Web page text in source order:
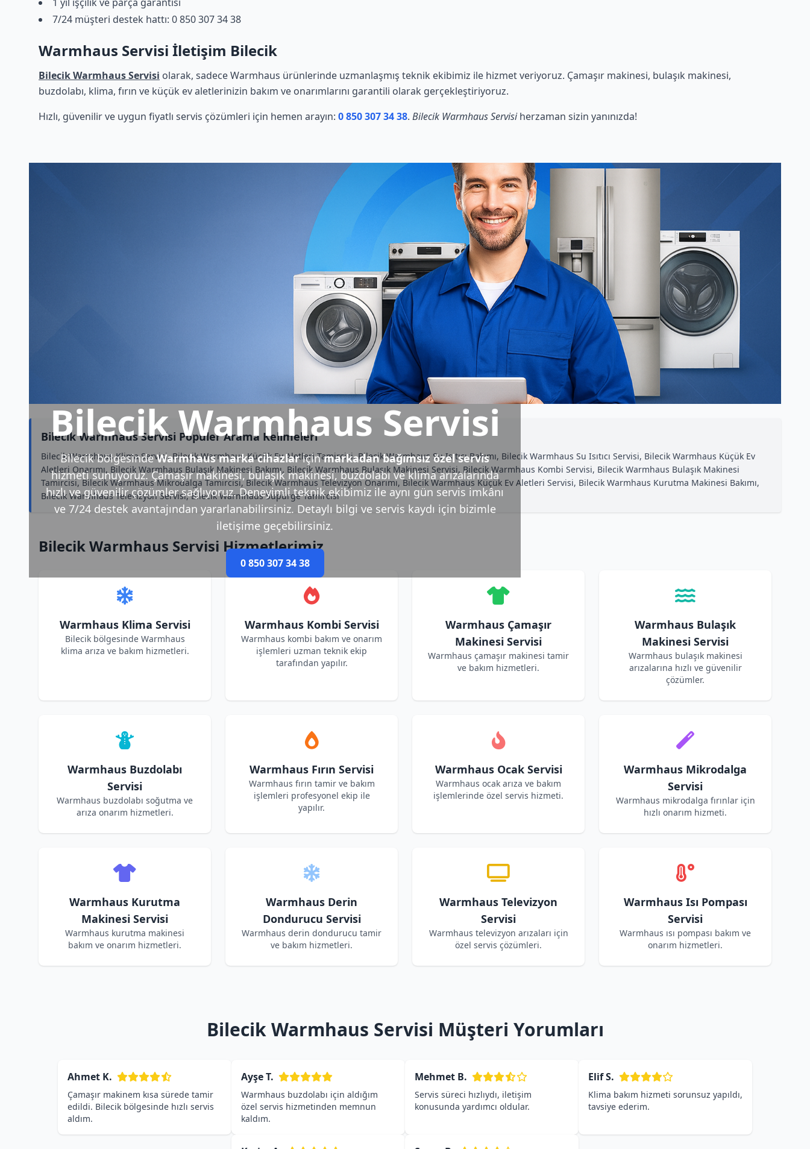
7/24 müşteri destek hattı: 0 850 307 34 38
Warmhaus Servisi İletişim Bilecik
Bilecik Warmhaus Servisi olarak, sadece Warmhaus ürünlerinde uzmanlaşmış teknik ekibimiz ile hizmet veriyoruz. Çamaşır makinesi, bulaşık makinesi,
buzdolabı, klima, fırın ve küçük ev aletlerinizin bakım ve onarımlarını garantili olarak gerçekleştiriyoruz.
Hızlı, güvenilir ve uygun fiyatlı servis çözümleri için hemen arayın: 0 850 307 34 38. Bilecik Warmhaus Servisiherzaman sizin yanınızda!
Bilecik Warmhaus Servisi
Bilecik bölgesindeWarmhaus marka cihazlariçinmarkadan bağımsız özel servis
hizmeti sunuyoruz. Çamaşır makinesi, bulaşık makinesi, buzdolabı ve klima arızalarında
hızlı ve güvenilir çözümler sağlıyoruz. Deneyimli teknik ekibimiz ile aynı gün servis imkânı
ve 7/24 destek avantajından yararlanabilirsiniz. Detaylı bilgi ve servis kaydı için bizimle
iletişime geçebilirsiniz.
0 850 307 34 38
Bilecik Warmhaus Servisi Popüler Arama Kelimeleri
Bilecik Warmhaus Klima Servisi, Bilecik Warmhaus Küçük Ev Aletleri Tamircisi, Bilecik Warmhaus Su Isıtıcı Bakımı, Bilecik Warmhaus Su Isıtıcı Servisi, Bilecik Warmhaus Küçük Ev
Aletleri Onarımı, Bilecik Warmhaus Bulaşık Makinesi Bakımı, Bilecik Warmhaus Bulaşık Makinesi Servisi, Bilecik Warmhaus Kombi Servisi, Bilecik Warmhaus Bulaşık Makinesi
Tamircisi, Bilecik Warmhaus Mikrodalga Tamircisi, Bilecik Warmhaus Televizyon Onarımı, Bilecik Warmhaus Küçük Ev Aletleri Servisi, Bilecik Warmhaus Kurutma Makinesi Bakımı,
Bilecik Warmhaus Televizyon Servisi, Bilecik Warmhaus Süpürge Tamircisi
Bilecik Warmhaus Servisi Hizmetlerimiz
Warmhaus Klima Servisi
Bilecik bölgesinde Warmhaus
klima arıza ve bakım hizmetleri.
Warmhaus Kombi Servisi
Warmhaus kombi bakım ve onarım
işlemleri uzman teknik ekip
tarafından yapılır.
Warmhaus Çamaşır
Makinesi Servisi
Warmhaus çamaşır makinesi tamir
ve bakım hizmetleri.
Warmhaus Bulaşık
Makinesi Servisi
Warmhaus bulaşık makinesi
arızalarına hızlı ve güvenilir
çözümler.
Warmhaus Buzdolabı
Servisi
Warmhaus buzdolabı soğutma ve
arıza onarım hizmetleri.
Warmhaus Fırın Servisi
Warmhaus fırın tamir ve bakım
işlemleri profesyonel ekip ile
yapılır.
Warmhaus Ocak Servisi
Warmhaus ocak arıza ve bakım
işlemlerinde özel servis hizmeti.
Warmhaus Mikrodalga
Servisi
Warmhaus mikrodalga fırınlar için
hızlı onarım hizmeti.
Warmhaus Kurutma
Makinesi Servisi
Warmhaus kurutma makinesi
bakım ve onarım hizmetleri.
Warmhaus Derin
Dondurucu Servisi
Warmhaus derin dondurucu tamir
ve bakım hizmetleri.
Warmhaus Televizyon
Servisi
Warmhaus televizyon arızaları için
özel servis çözümleri.
Warmhaus Isı Pompası
Servisi
Warmhaus ısı pompası bakım ve
onarım hizmetleri.
Bilecik Warmhaus Servisi Müşteri Yorumları
Ahmet K.
Çamaşır makinem kısa sürede tamir
edildi. Bilecik bölgesinde hızlı servis
aldım.
Ayşe T.
Warmhaus buzdolabı için aldığım
özel servis hizmetinden memnun
kaldım.
Mehmet B.
Servis süreci hızlıydı, iletişim
konusunda yardımcı oldular.
Elif S.
Klima bakım hizmeti sorunsuz yapıldı,
tavsiye ederim.